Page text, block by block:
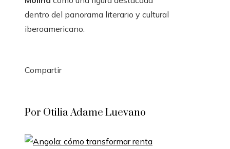
dentro del panorama literario y cultural
iberoamericano.
Compartir
Por Otilia Adame Luevano